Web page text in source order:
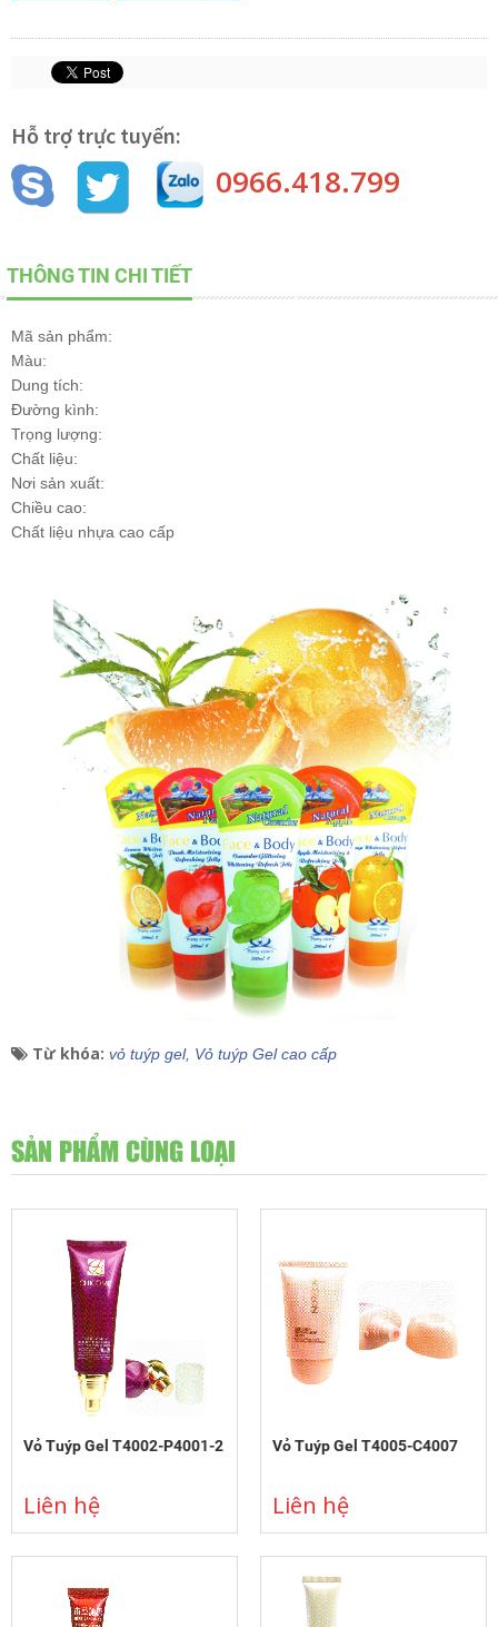
Hỗ trợ trực tuyến:
0966.418.799
THÔNG TIN CHI TIẾT
Mã sản phẩm:
Màu:
Dung tích:
Đường kình:
Trọng lượng:
Chất liệu:
Nơi sản xuất:
Chiều cao:
Chất liệu nhựa cao cấp
Từ khóa: vỏ tuýp gel, Vỏ tuýp Gel cao cấp
SẢN PHẨM CÙNG LOẠI
Vỏ Tuýp Gel T4002-P4001-2
Liên hệ
Vỏ Tuýp Gel T4005-C4007
Liên hệ